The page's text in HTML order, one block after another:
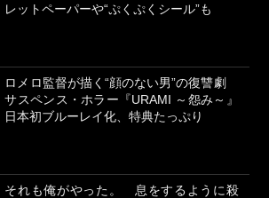
レットペーパーや“ぷくぷくシール”も
ロメロ監督が描く“顔のない男”の復讐劇
サスペンス・ホラー『URAMI ～怨み～』
日本初ブルーレイ化、特典たっぷり
それも俺がやった。 息をするように殺